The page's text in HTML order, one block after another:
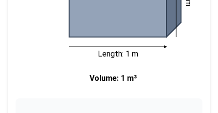
Length: 1 m
Volume: 1 m³